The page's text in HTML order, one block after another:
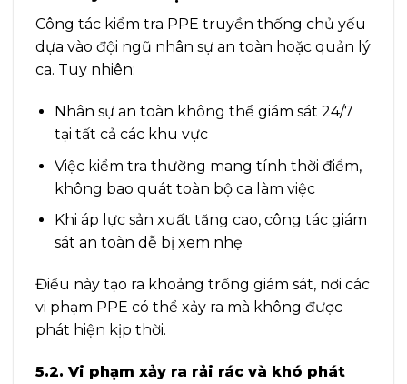
Công tác kiểm tra PPE truyền thống chủ yếu
dựa vào đội ngũ nhân sự an toàn hoặc quản lý
ca. Tuy nhiên:
Nhân sự an toàn không thể giám sát 24/7
tại tất cả các khu vực
Việc kiểm tra thường mang tính thời điểm,
không bao quát toàn bộ ca làm việc
Khi áp lực sản xuất tăng cao, công tác giám
sát an toàn dễ bị xem nhẹ
Điều này tạo ra khoảng trống giám sát, nơi các
vi phạm PPE có thể xảy ra mà không được
phát hiện kịp thời.
5.2. Vi phạm xảy ra rải rác và khó phát